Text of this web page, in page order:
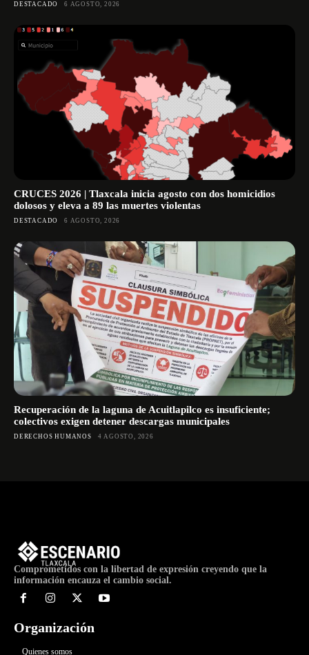
DESTACADO 6 AGOSTO, 2026
CRUCES 2026 | Tlaxcala inicia agosto con dos homicidios
dolosos y eleva a 89 las muertes violentas
DESTACADO 6 AGOSTO, 2026
Recuperación de la laguna de Acuitlapilco es insuficiente;
colectivos exigen detener descargas municipales
DERECHOS HUMANOS 4 AGOSTO, 2026
Comprometidos con la libertad de expresión creyendo que la
información encauza el cambio social.
Organización
Quienes somos